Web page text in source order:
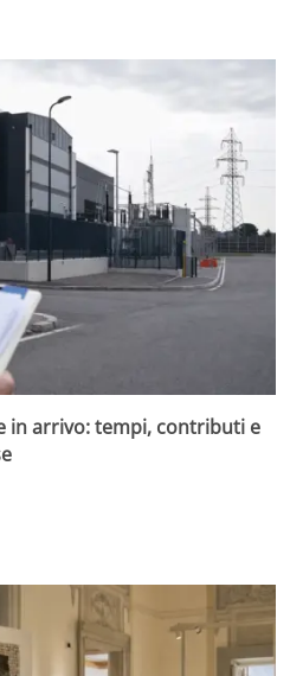
in arrivo: tempi, contributi e